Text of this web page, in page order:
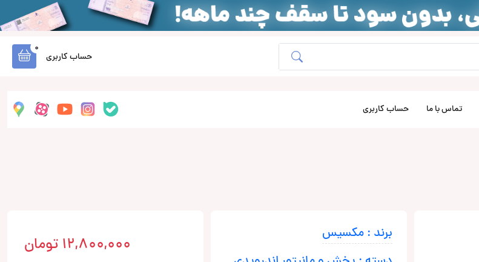
حساب کاربری
0
تماس با ما حساب کاربری
برند : مکسیس
12,800,000 تومان